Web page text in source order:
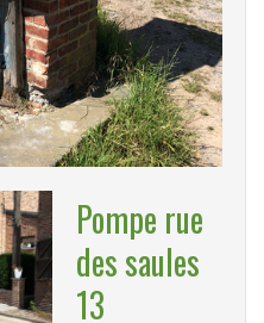
Pompe rue
des saules
13